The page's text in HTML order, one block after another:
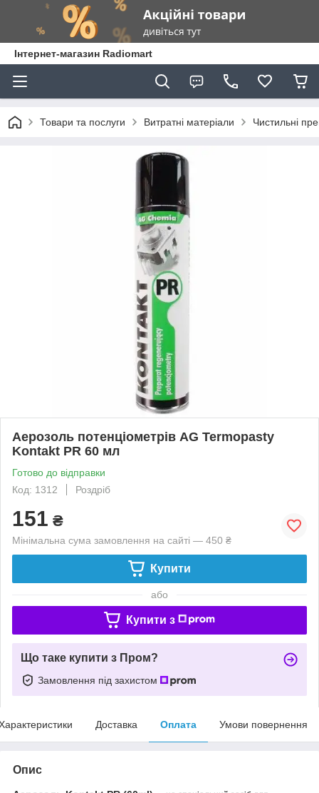
Інтернет-магазин Radiomart
Товари та послуги Витратні матеріали Чистильні
Аерозоль потенціометрів AG Termopasty
Kontakt PR 60 мл
Готово до відправки
Код: 1312
Роздріб
151 ₴
Мінімальна сума замовлення на сайті — 450 ₴
Купити
або
Купити з
Що таке купити з Пром?
Замовлення під захистом
Доставка Оплата Умови повернення
Опис